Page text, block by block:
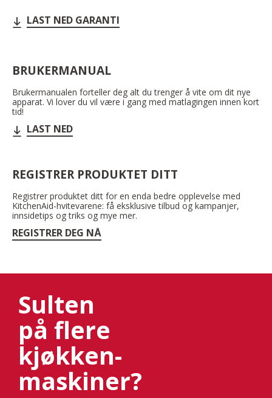
LAST NED GARANTI
BRUKERMANUAL
Brukermanualen forteller deg alt du trenger å vite om dit nye
apparat. Vi lover du vil være i gang med matlagingen innen kort
tid!
LAST NED
REGISTRER PRODUKTET DITT
Registrer produktet ditt for en enda bedre opplevelse med
KitchenAid-hvitevarene: få eksklusive tilbud og kampanjer,
innsidetips og triks og mye mer.
REGISTRER DEG NÅ
Sulten
på flere
kjøkken-
maskiner?